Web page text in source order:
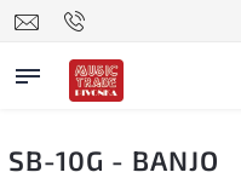
SB-10G - BANJO